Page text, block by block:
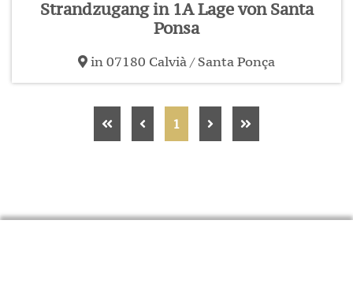
Strandzugang in 1A Lage von Santa
Ponsa
in 07180 Calvià / Santa Ponça
1